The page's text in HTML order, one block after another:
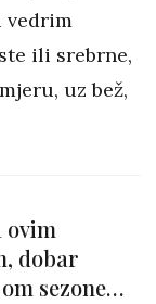
vedrim
ili srebrne,
uz bež,
ovim
dobar
sezone